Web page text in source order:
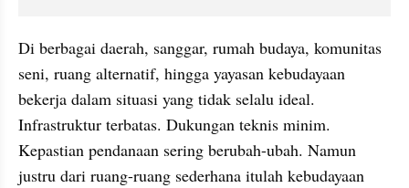
Di berbagai daerah, sanggar, rumah budaya, komunitas
seni, ruang alternatif, hingga yayasan kebudayaan
bekerja dalam situasi yang tidak selalu ideal.
Infrastruktur terbatas. Dukungan teknis minim.
Kepastian pendanaan sering berubah-ubah. Namun
justru dari ruang-ruang sederhana itulah kebudayaan